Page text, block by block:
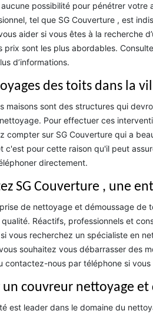
aucune possibilité pour pénétrer
tel que SG Couverture , est
aider si vous êtes à la recherche
prix sont les plus abordables.
d’informations.
des toits dans la
maisons sont des structures qui
Pour effectuer ces
compter sur SG Couverture qui a
c'est pour cette raison qu'il peut
directement.
SG Couverture , une
de nettoyage et démoussage de
Réactifs, professionnels et
vous recherchez un spécialiste en
souhaitez vous débarrasser des
contactez-nous par téléphone si
couvreur nettoyage
est leader dans le domaine du